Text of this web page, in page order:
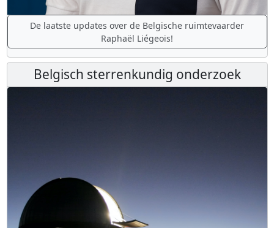
De laatste updates over de Belgische ruimtevaarder
Raphaël Liégeois!
Belgisch sterrenkundig onderzoek